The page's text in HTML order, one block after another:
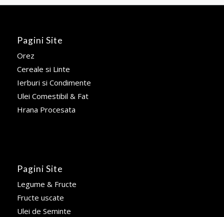
Pagini Site
Orez
Cereale si Linte
Ierburi si Condimente
Ulei Comestibil & Fat
Hrana Procesata
Pagini Site
Legume & Fructe
Fructe uscate
Ulei de Seminte